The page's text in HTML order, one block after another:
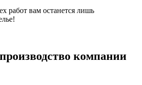
работ вам останется лишь
компании